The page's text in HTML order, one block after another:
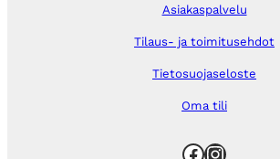
Asiakaspalvelu
Tilaus- ja toimitusehdot
Tietosuojaseloste
Oma tili
Facebook Instagram